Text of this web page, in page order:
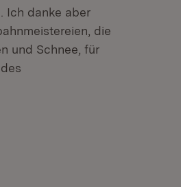
Ich danke aber
die
und Schnee, für